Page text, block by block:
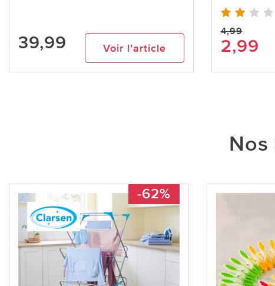
39,99 Voir l’article
4,99
2,99
-62%